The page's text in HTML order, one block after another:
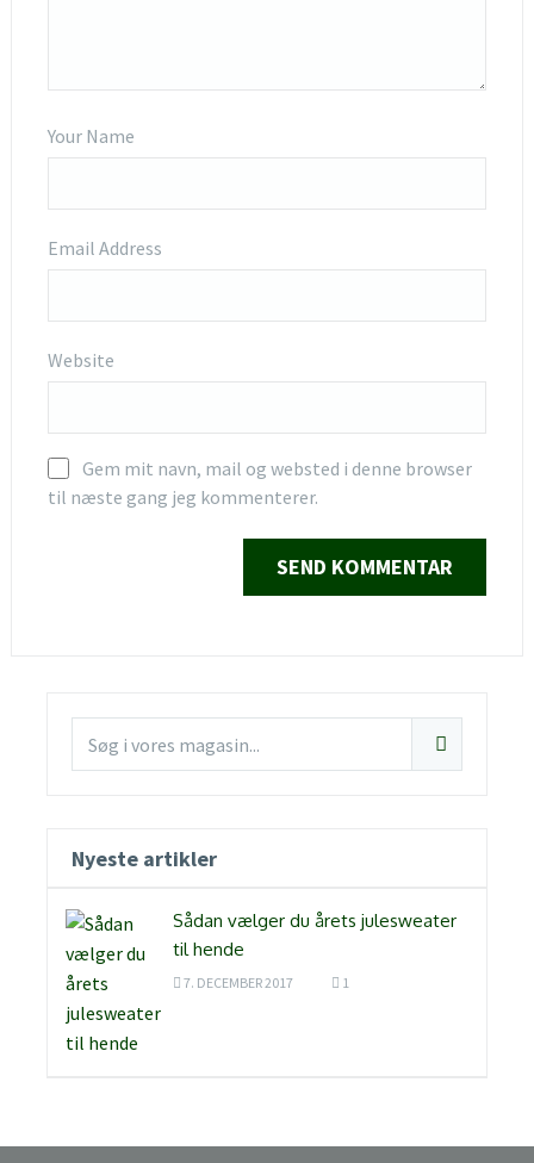
Your Name
Email Address
Website
Gem mit navn, mail og websted i denne browser
til næste gang jeg kommenterer.
Nyeste artikler
Sådan vælger du årets julesweater
til hende
7. DECEMBER 2017 1